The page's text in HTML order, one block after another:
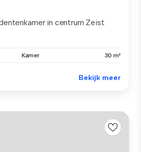
in centrum Zeist
Kamer 30 m²
Bekijk meer